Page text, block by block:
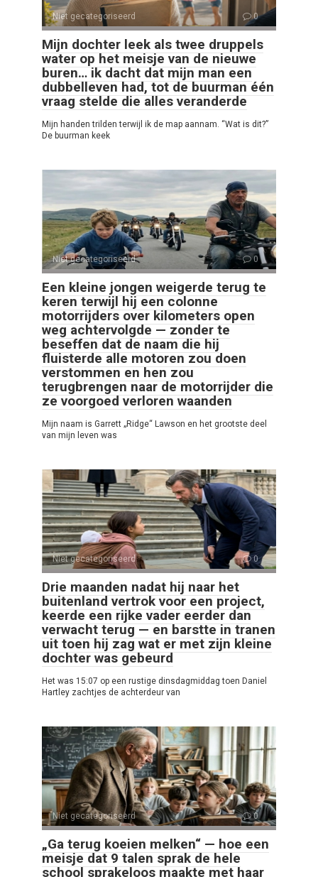
Niet gecategoriseerd 0
Mijn dochter leek als twee druppels
water op het meisje van de nieuwe
buren… ik dacht dat mijn man een
dubbelleven had, tot de buurman één
vraag stelde die alles veranderde
Mijn handen trilden terwijl ik de map aannam. “Wat is dit?”
De buurman keek
Niet gecategoriseerd 0
Een kleine jongen weigerde terug te
keren terwijl hij een colonne
motorrijders over kilometers open
weg achtervolgde — zonder te
beseffen dat de naam die hij
fluisterde alle motoren zou doen
verstommen en hen zou
terugbrengen naar de motorrijder die
ze voorgoed verloren waanden
Mijn naam is Garrett „Ridge“ Lawson en het grootste deel
van mijn leven was
Niet gecategoriseerd 0
Drie maanden nadat hij naar het
buitenland vertrok voor een project,
keerde een rijke vader eerder dan
verwacht terug — en barstte in tranen
uit toen hij zag wat er met zijn kleine
dochter was gebeurd
Het was 15:07 op een rustige dinsdagmiddag toen Daniel
Hartley zachtjes de achterdeur van
Niet gecategoriseerd 0
„Ga terug koeien melken“ — hoe een
meisje dat 9 talen sprak de hele
school sprakeloos maakte met haar